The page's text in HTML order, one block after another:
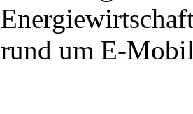
rund um E-